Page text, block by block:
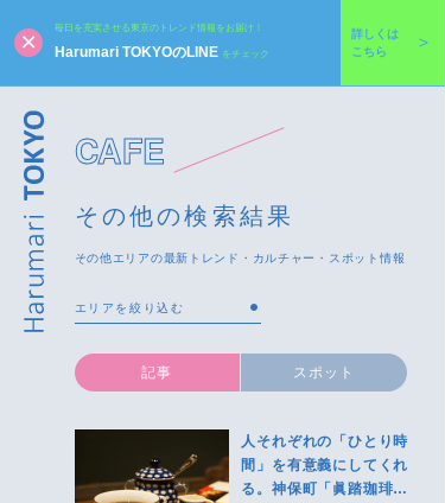
毎日を充実させる東京のトレンド情報をお届け！
Harumari TOKYOのLINE をチェック
詳しくは
こちら
CAFE
その他の検索結果
その他エリアの最新トレンド・カルチャー・スポット情報
記事 スポット
人それぞれの「ひとり時
間」を有意義にしてくれ
る。神保町「眞踏珈琲